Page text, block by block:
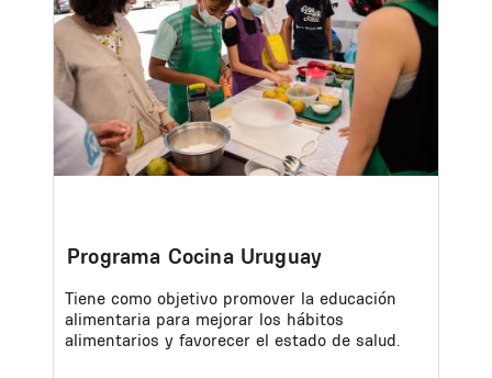
Programa Cocina Uruguay
Tiene como objetivo promover la educación
alimentaria para mejorar los hábitos
alimentarios y favorecer el estado de salud.